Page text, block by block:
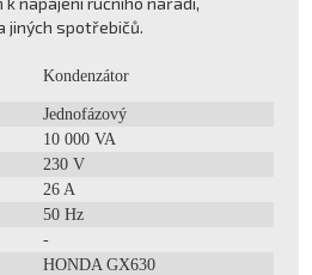
jiných spotřebičů.
Kondenzátor
Jednofázový
10 000 VA
230 V
26 A
50 Hz
-
HONDA GX630